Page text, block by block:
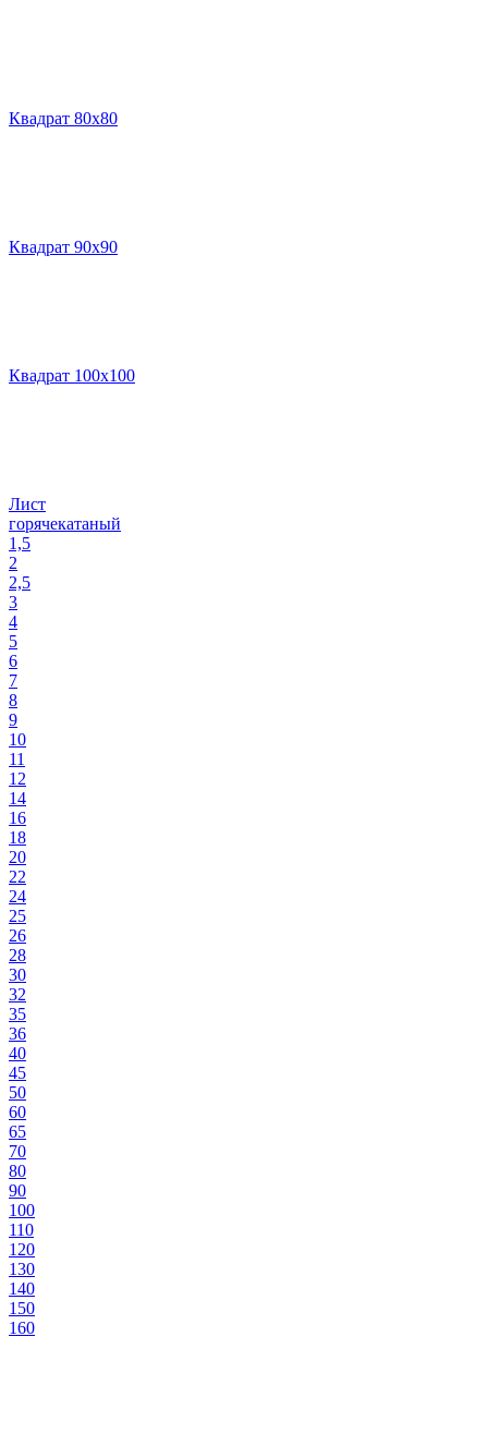
Квадрат 80х80
Квадрат 90х90
Квадрат 100х100
Лист
горячекатаный
1,5
2
2,5
3
4
5
6
7
8
9
10
11
12
14
16
18
20
22
24
25
26
28
30
32
35
36
40
45
50
60
65
70
80
90
100
110
120
130
140
150
160